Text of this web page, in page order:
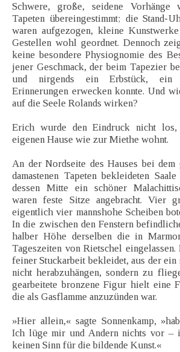
Schwere, große, seidene
Tapeten übereingestimmt; die Stand-
waren aufgezogen, kleine
Gestellen wohl geordnet. Dennoch
keine besondere Physiognomie des
jener Geschmack, der beim Tapezier
und nirgends ein Erbstück, ein
Erinnerungen erwecken konnte. Und
auf die Seele Rolands wirken?
Erich wurde den Eindruck nicht
eigenen Hause wie zur Miethe wohnt.
An der Nordseite des Hauses bei
damastenen Tapeten bekleideten
dessen Mitte ein schöner
waren feste Sitze angebracht. Vier
eigentlich vier mannshohe Scheiben
In die zwischen den Fenstern
halber Höhe derselben die in
Tageszeiten von Rietschel
feiner Stuckarbeit bekleidet, aus der ein
nicht herabzuhängen, sondern zu
gearbeitete bronzene Figur hielt eine
die als Gasflamme anzuzünden war.
»Hier allein,« sagte Sonnenkamp,
Ich lüge mir und Andern nichts vor –
keinen Sinn für die bildende Kunst.«